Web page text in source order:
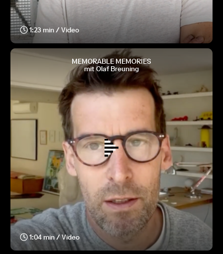
1:23 min / Video
MEMORABLE MEMORIES
mit Olaf Breuning
1:04 min / Video